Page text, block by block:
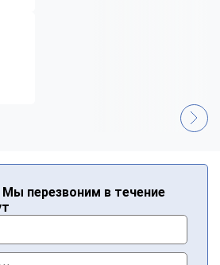
перезвоним в течение